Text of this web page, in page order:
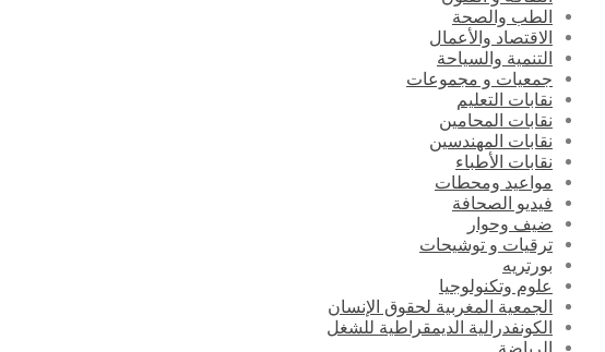
الطب والصحة
الاقتصاد والأعمال
التنمية والسياحة
جمعيات و مجموعات
نقابات التعليم
نقابات المحامين
نقابات المهندسين
نقابات الأطباء
مواعيد ومحطات
فيديو الصحافة
ضيف وحوار
ترقيات و توشيحات
بورتريه
علوم وتكنولوجيا
الجمعية المغربية لحقوق الإنسان
الكونفدرالية الديمقراطية للشغل